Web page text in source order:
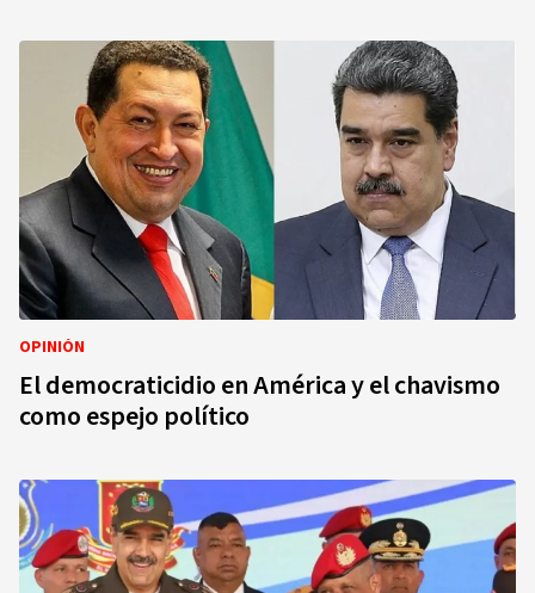
OPINIÓN
El democraticidio en América y el chavismo
como espejo político